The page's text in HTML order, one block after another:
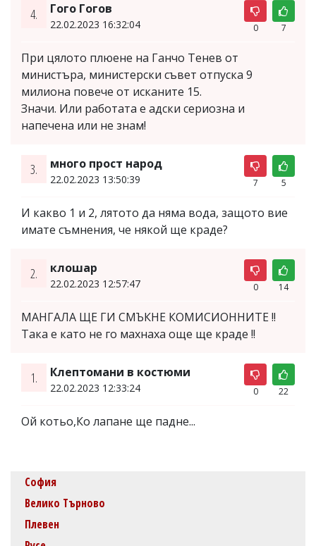
4. Гого Гогов
22.02.2023 16:32:04 0 7
При цялото плюене на Ганчо Тенев от
министъра, министерски съвет отпуска 9
милиона повече от исканите 15.
Значи. Или работата е адски сериозна и
напечена или не знам!
3. много прост народ
22.02.2023 13:50:39 7 5
И какво 1 и 2, лятото да няма вода, защото вие
имате съмнения, че някой ще краде?
2. клошар
22.02.2023 12:57:47 0 14
МАНГАЛА ЩЕ ГИ СМЪКНЕ КОМИСИОННИТЕ !!
Така е като не го махнаха още ще краде !!
1. Клептомани в костюми
22.02.2023 12:33:24 0 22
Ой котьо,Ко лапане ще падне...
София
Велико Търново
Плевен